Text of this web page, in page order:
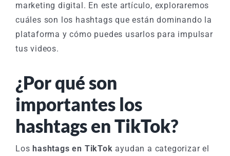
marketing digital. En este artículo, exploraremos
cuáles son los hashtags que están dominando la
plataforma y cómo puedes usarlos para impulsar
tus videos.
¿Por qué son
importantes los
hashtags en TikTok?
Los hashtags en TikTok ayudan a categorizar el